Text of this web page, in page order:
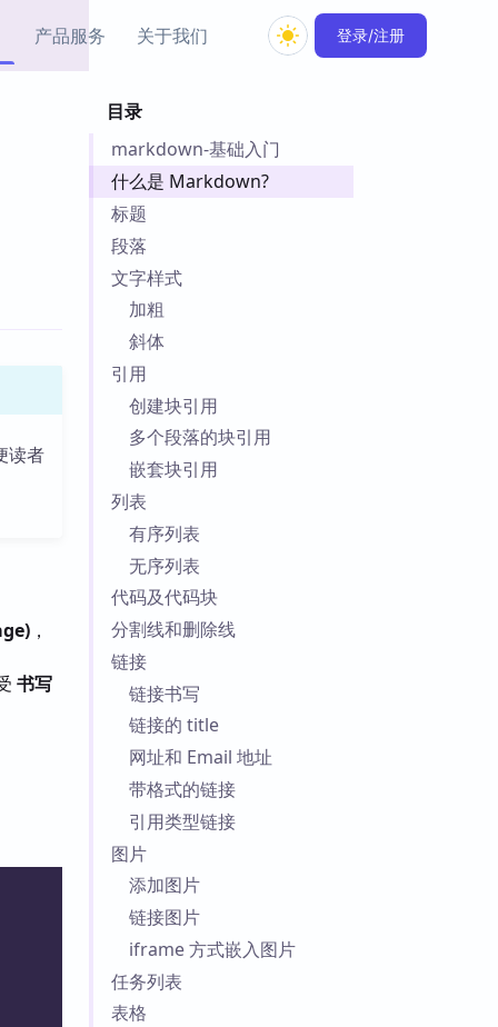
产品服务
出品的闪念笔记
实例库
Obsidian 教程
基础用法、插件与外观
关于我们 登录/注册
目录
markdown-基础入门
什么是 Markdown?
标题
段落
文字样式
加粗
斜体
引用
创建块引用
多个段落的块引用
嵌套块引用
列表
有序列表
无序列表
代码及代码块
分割线和删除线
链接
链接书写
链接的 title
网址和 Email 地址
带格式的链接
引用类型链接
图片
添加图片
链接图片
iframe 方式嵌入图片
任务列表
表格
读者
，
书写